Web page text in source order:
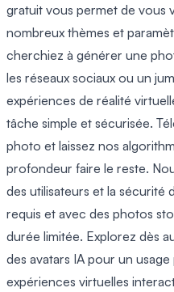
gratuit vous permet de vous
nombreux thèmes et
cherchiez à générer une
les réseaux sociaux ou un
expériences de réalité
tâche simple et sécurisée.
photo et laissez nos
profondeur faire le reste.
des utilisateurs et la sécurité
requis et avec des photos
durée limitée. Explorez dès
des avatars IA pour un
expériences virtuelles